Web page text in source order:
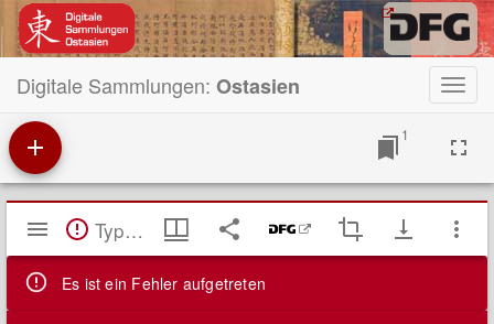
Digitale Sammlungen: Ostasien
1
Mirador
Viewer TypeError: Failed to fetch
Es ist ein Fehler aufgetreten